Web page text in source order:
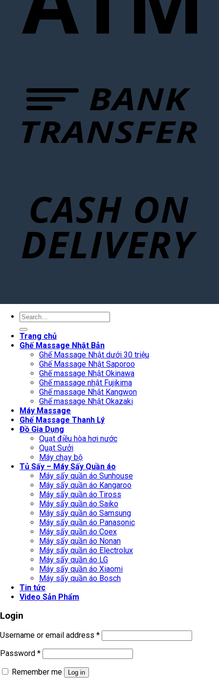
Search
for:
Trang chủ
Ghế Massage Nhật Bản
Ghế Massage Nhật dưới 30 triệu
Ghế Massage Nhật Saporoo
Ghế massage Nhật Okinawa
Ghế massage nhật Fujikima
Ghế massage Nhật Kangwon
Ghế massage Nhật Okazaki
Máy Massage
Ghế Massage Thanh Lý
Đồ Gia Dụng
Quạt điều hòa hơi nước
Quạt Sưởi
Máy chạy bộ
Tủ Sấy – Máy Sấy Quần áo
Máy sấy quần áo Sunhouse
Máy sấy quần áo Kangaroo
Máy sấy quần áo Tiross
Máy sấy quần áo Saiko
Máy sấy quần áo Samsung
Máy sấy quần áo Panasonic
Máy sấy quần áo Coex
Máy sấy quần áo Nonan
Máy sấy quần áo Electrolux
Máy sấy quần áo LG
Máy sấy quần áo Xiaomi
Máy sấy quần áo Bosch
Tin tức
Video Sản Phẩm
Login
Username or email address *
Password *
Remember me
Log in